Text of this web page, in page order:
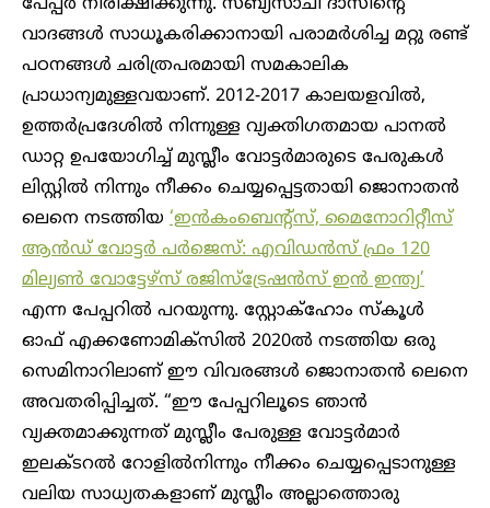
പേപ്പർ നിരീക്ഷിക്കുന്നു. സബ്യസാചി ദാസിന്റെ
വാദങ്ങൾ സാധൂകരിക്കാനായി പരാമർശിച്ച മറ്റു രണ്ട്
പഠനങ്ങൾ ചരിത്രപരമായി സമകാലിക
പ്രാധാന്യമുള്ളവയാണ്. 2012-2017 കാലയളവിൽ,
ഉത്തർപ്രദേശിൽ നിന്നുള്ള വ്യക്തിഗതമായ പാനൽ
ഡാറ്റ ഉപയോഗിച്ച് മുസ്ലീം വോട്ടർമാരുടെ പേരുകൾ
ലിസ്റ്റിൽ നിന്നും നീക്കം ചെയ്യപ്പെട്ടതായി ജൊനാതൻ
ലെനെ നടത്തിയ ‘ഇൻകംബെന്റ്‌സ്, മൈനോറിറ്റീസ്
ആൻഡ് വോട്ടർ പർജെസ്: എവിഡൻസ് ഫ്രം 120
മില്യൺ വോട്ടേഴ്‌സ് രജിസ്‌ട്രേഷൻസ് ഇൻ ഇന്ത്യ’
എന്ന പേപ്പറിൽ പറയുന്നു. സ്റ്റോക്‌ഹോം സ്‌കൂൾ
ഓഫ് എക്കണോമിക്‌സിൽ 2020ൽ നടത്തിയ ഒരു
സെമിനാറിലാണ് ഈ വിവരങ്ങൾ ജൊനാതൻ ലെനെ
അവതരിപ്പിച്ചത്. “ഈ പേപ്പറിലൂടെ ഞാൻ
വ്യക്തമാക്കുന്നത് മുസ്ലീം പേരുള്ള വോട്ടർമാർ
ഇലക്ടറൽ റോളിൽനിന്നും നീക്കം ചെയ്യപ്പെടാനുള്ള
വലിയ സാധ്യതകളാണ് മുസ്ലീം അല്ലാത്തൊരു